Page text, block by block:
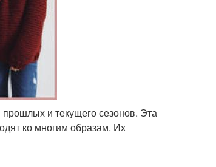
и текущего сезонов. Эта
ко многим образам. Их